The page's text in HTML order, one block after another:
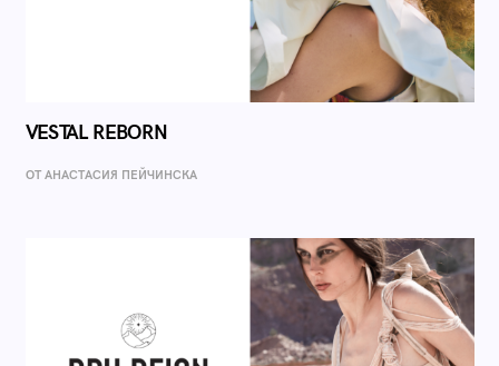
VESTAL REBORN
ОТ AНАСТАСИЯ ПЕЙЧИНСКА